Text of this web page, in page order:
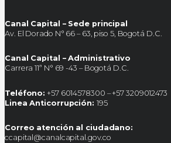
Canal Capital – Sede principal
Av. El Dorado N° 66 – 63, piso 5, Bogotá D.C.
Canal Capital – Administrativo
Carrera 11ª N° 69 -43 – Bogotá D.C.
Teléfono: +57 6014578300 – +57 3209012473
Linea Anticorrupción: 195
Correo atención al ciudadano:
ccapital@canalcapital.gov.co